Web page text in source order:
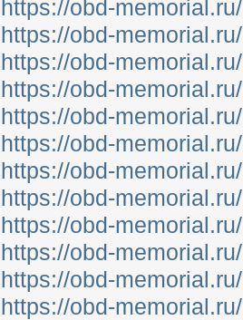
https://obd-
https://obd-
https://obd-
https://obd-
https://obd-
https://obd-
https://obd-
https://obd-
https://obd-
https://obd-
https://obd-
https://obd-